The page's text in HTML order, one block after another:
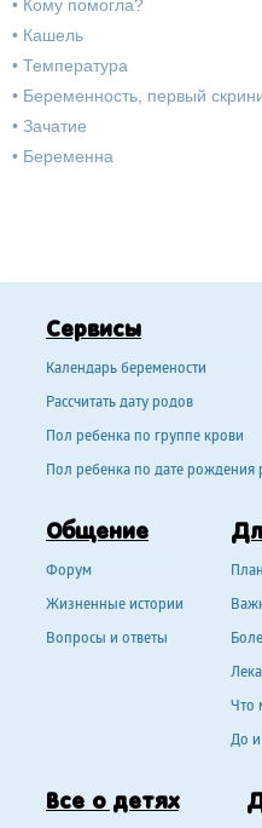
• Кому помогла?
• Кашель
• Температура
• Беременность, первый
• Зачатие
• Беременна
Сервисы
Календарь беремености
Рассчитать дату родов
Пол ребенка по группе крови
Пол ребенка по дате рождения
Общение
Форум
Жизненные истории
Вопросы и ответы
Что
До и
Все о детях